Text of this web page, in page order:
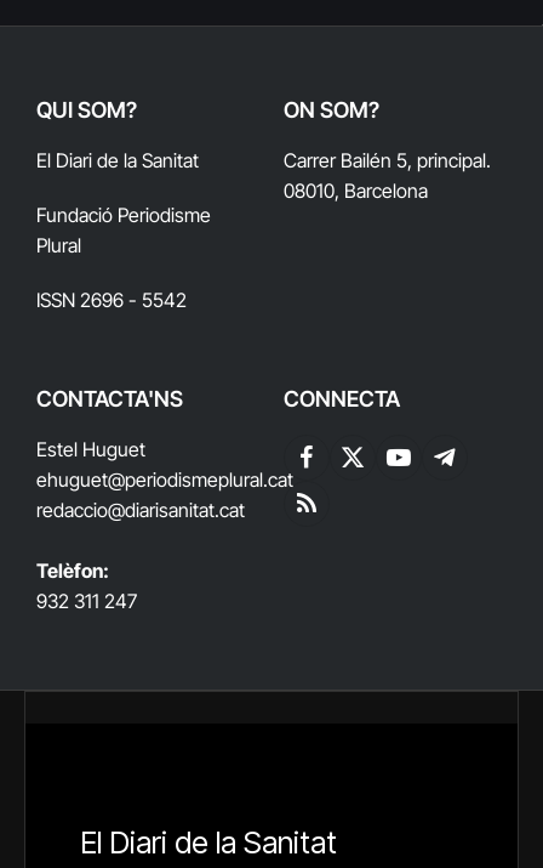
QUI SOM?
El Diari de la Sanitat
Fundació Periodisme
Plural
ISSN 2696 - 5542
ON SOM?
Carrer Bailén 5, principal.
08010, Barcelona
CONTACTA'NS
Estel Huguet
ehuguet@periodismeplural.cat
redaccio@diarisanitat.cat
Telèfon:
932 311 247
CONNECTA
Facebook
X
YouTubeTelegram
RSS